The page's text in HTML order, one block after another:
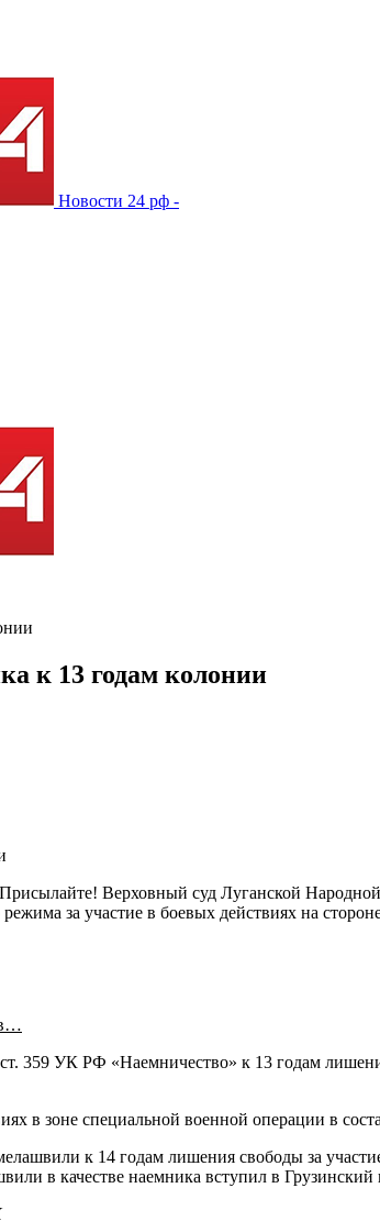
Новости 24 рф -
к 13 годам колонии
Верховный суд Луганской
за участие в боевых действиях на
ст. 359 УК РФ «Наемничество» к 13 годам
в зоне специальной военной операции в
к 14 годам лишения свободы за
в качестве наемника вступил в